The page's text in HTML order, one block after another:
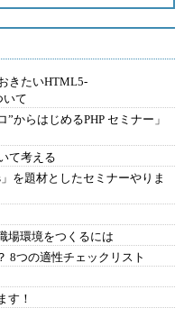
きたいHTML5-
いて
からはじめるPHP セミナー」
て考える
を題材としたセミナーやりま
場環境をつくるには
8つの適性チェックリスト
す！